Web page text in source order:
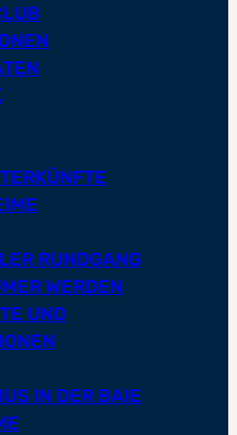
RUNDGANG
WERDEN
UND
IN DER BAIE